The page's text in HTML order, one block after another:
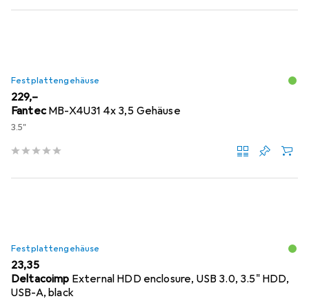
Festplattengehäuse
EUR
229,–
Fantec MB-X4U31 4x 3,5 Gehäuse
3.5"
Festplattengehäuse
EUR
23,35
Deltacoimp External HDD enclosure, USB 3.0, 3.5" HDD,
USB-A, black